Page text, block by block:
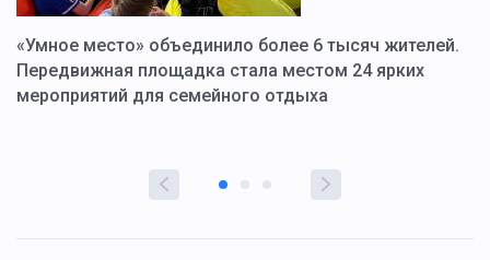
«Умное место» объединило более 6 тысяч жителей.
Передвижная площадка стала местом 24 ярких
мероприятий для семейного отдыха